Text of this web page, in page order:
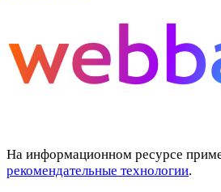
На информационном ресурсе
рекомендательные технологии.